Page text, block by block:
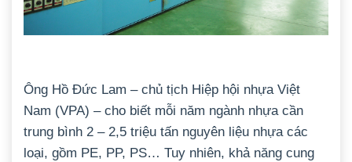
Ông Hồ Đức Lam – chủ tịch Hiệp hội nhựa Việt
Nam (VPA) – cho biết mỗi năm ngành nhựa cần
trung bình 2 – 2,5 triệu tấn nguyên liệu nhựa các
loại, gồm PE, PP, PS… Tuy nhiên, khả năng cung